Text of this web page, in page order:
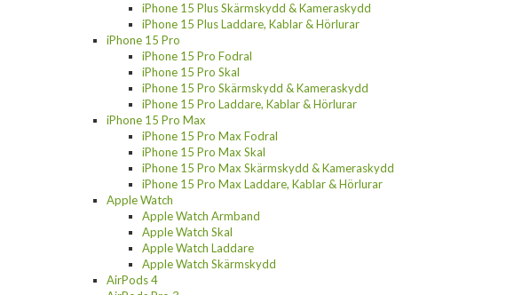
iPhone 15 Plus Skärmskydd & Kameraskydd
iPhone 15 Plus Laddare, Kablar & Hörlurar
iPhone 15 Pro
iPhone 15 Pro Fodral
iPhone 15 Pro Skal
iPhone 15 Pro Skärmskydd & Kameraskydd
iPhone 15 Pro Laddare, Kablar & Hörlurar
iPhone 15 Pro Max
iPhone 15 Pro Max Fodral
iPhone 15 Pro Max Skal
iPhone 15 Pro Max Skärmskydd & Kameraskydd
iPhone 15 Pro Max Laddare, Kablar & Hörlurar
Apple Watch
Apple Watch Armband
Apple Watch Skal
Apple Watch Laddare
Apple Watch Skärmskydd
AirPods 4